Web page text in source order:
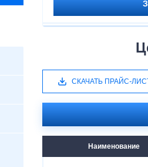
СКАЧАТЬ ПРАЙС-
Наименование